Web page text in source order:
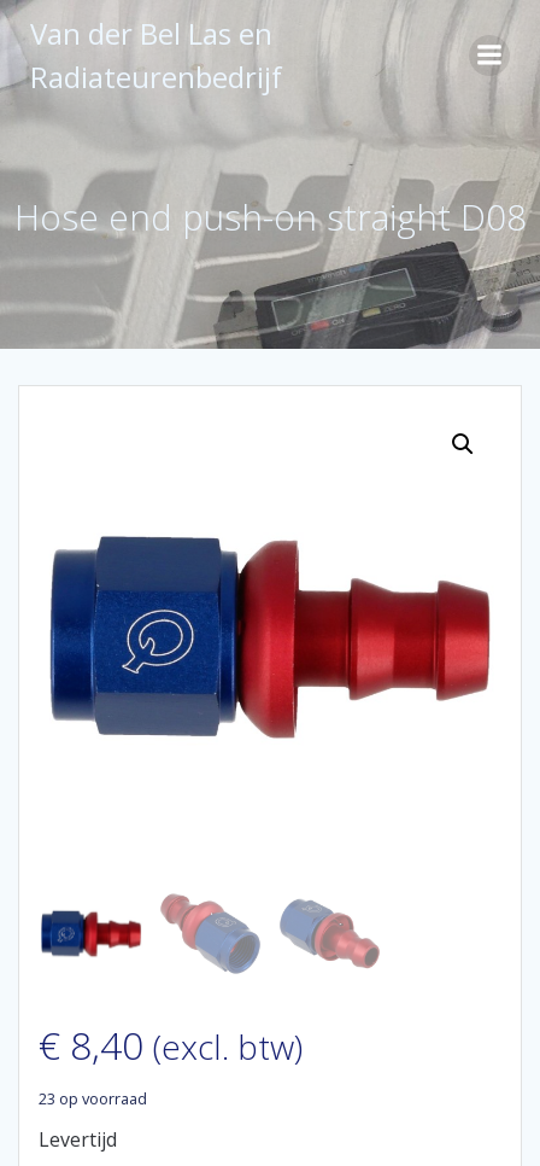
Ga
naar
inhoud
Van der Bel Las en
Radiateurenbedrijf
Hose end push-on straight D08
€ 8,40 (excl. btw)
23 op voorraad
Levertijd